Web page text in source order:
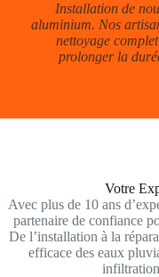
Installation de
aluminium. Nos
nettoyage
prolonger la
Votre
Avec plus de 10 ans
partenaire de confiance
De l’installation à la
efficace des eaux